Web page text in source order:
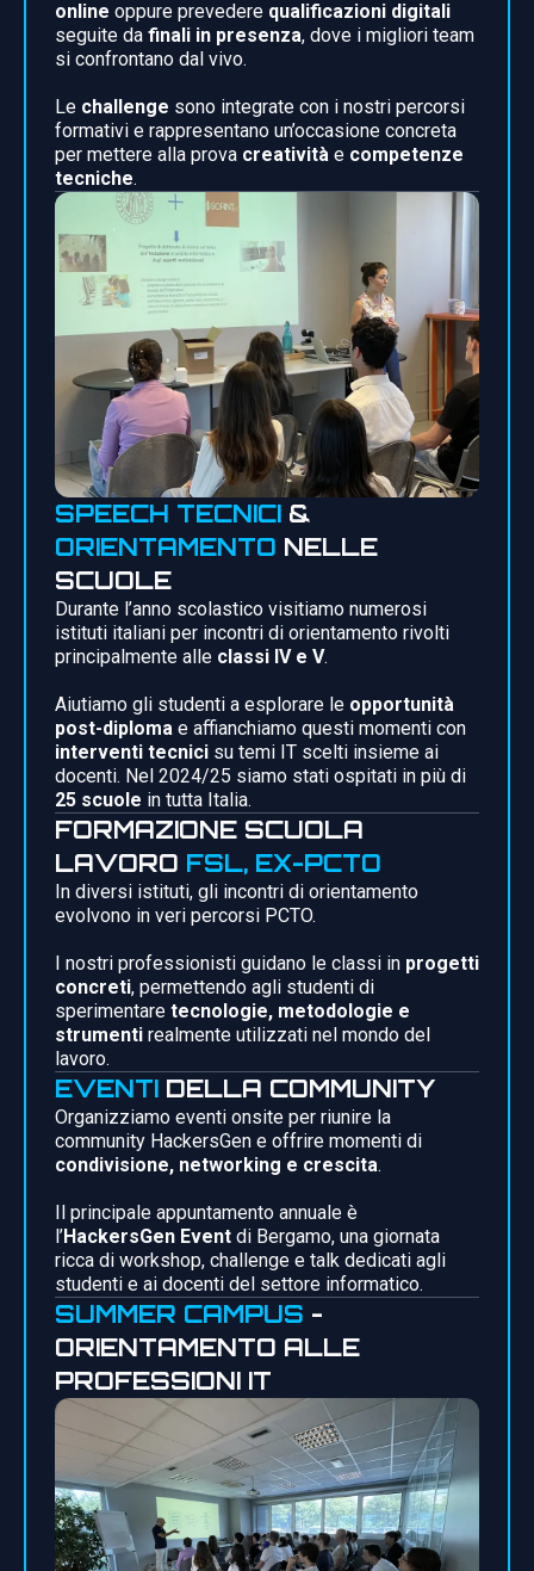
online oppure prevedere qualificazioni digitali
seguite da finali in presenza, dove i migliori team
si confrontano dal vivo.
Le challenge sono integrate con i nostri percorsi
formativi e rappresentano un’occasione concreta
per mettere alla prova creatività e competenze
tecniche.
SPEECH TECNICI &
ORIENTAMENTO NELLE
SCUOLE
Durante l’anno scolastico visitiamo numerosi
istituti italiani per incontri di orientamento rivolti
principalmente alle classi IV e V.
Aiutiamo gli studenti a esplorare le opportunità
post-diploma e affianchiamo questi momenti con
interventi tecnici su temi IT scelti insieme ai
docenti. Nel 2024/25 siamo stati ospitati in più di
25 scuole in tutta Italia.
FORMAZIONE SCUOLA
LAVORO FSL, EX-PCTO
In diversi istituti, gli incontri di orientamento
evolvono in veri percorsi PCTO.
I nostri professionisti guidano le classi in progetti
concreti, permettendo agli studenti di
sperimentare tecnologie, metodologie e
strumenti realmente utilizzati nel mondo del
lavoro.
EVENTI DELLA COMMUNITY
Organizziamo eventi onsite per riunire la
community HackersGen e offrire momenti di
condivisione, networking e crescita.
Il principale appuntamento annuale è
l’HackersGen Event di Bergamo, una giornata
ricca di workshop, challenge e talk dedicati agli
studenti e ai docenti del settore informatico.
SUMMER CAMPUS -
ORIENTAMENTO ALLE
PROFESSIONI IT